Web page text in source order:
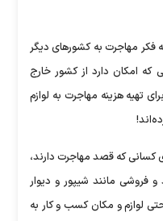
فکر مهاجرت به کشورهای دیگر
که امکان دارد از کشور خارج
تهیه هزینه مهاجرت به لوازم
کسانی که قصد مهاجرت دارند،
فروشی مانند شیپور و دیوار
لوازم و مکان‌ کسب و کار به